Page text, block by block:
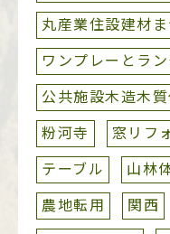
丸産業住設建材
ワンプレーとラ
公共施設木造木質
粉河寺
窓リフ
テーブル
山林
農地転用
関西